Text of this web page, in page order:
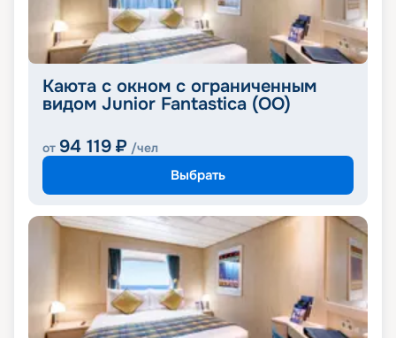
Каюта с окном с ограниченным
видом Junior Fantastica (OO)
от 94 119 ₽ /чел
Выбрать